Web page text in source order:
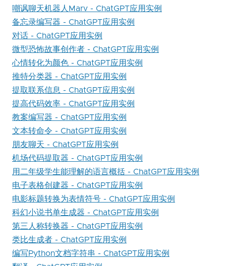
嘲讽聊天机器人Marv - ChatGPT应用实例
备忘录编写器 - ChatGPT应用实例
对话 - ChatGPT应用实例
微型恐怖故事创作者 - ChatGPT应用实例
心情转化为颜色 - ChatGPT应用实例
推特分类器 - ChatGPT应用实例
提取联系信息 - ChatGPT应用实例
提高代码效率 - ChatGPT应用实例
教案编写器 - ChatGPT应用实例
文本转命令 - ChatGPT应用实例
朋友聊天 - ChatGPT应用实例
机场代码提取器 - ChatGPT应用实例
用二年级学生能理解的语言概括 - ChatGPT应用实例
电子表格创建器 - ChatGPT应用实例
电影标题转换为表情符号 - ChatGPT应用实例
科幻小说书单生成器 - ChatGPT应用实例
第三人称转换器 - ChatGPT应用实例
类比生成者 - ChatGPT应用实例
编写Python文档字符串 - ChatGPT应用实例